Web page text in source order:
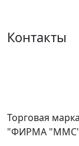
Контакты
Торговая
"ФИРМА